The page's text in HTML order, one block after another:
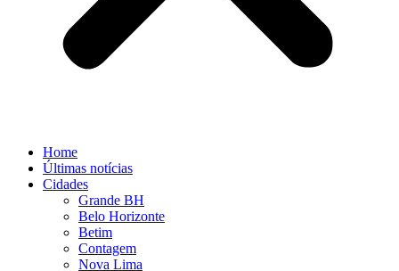
Home
Últimas notícias
Cidades
Grande BH
Belo Horizonte
Betim
Contagem
Nova Lima